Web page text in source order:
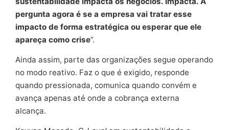
pergunta agora é se a empresa vai tratar esse
impacto de forma estratégica ou esperar que ele
apareça como crise”.
Ainda assim, parte das organizações segue operando
no modo reativo. Faz o que é exigido, responde
quando pressionada, comunica quando convém e
avança apenas até onde a cobrança externa
alcança.